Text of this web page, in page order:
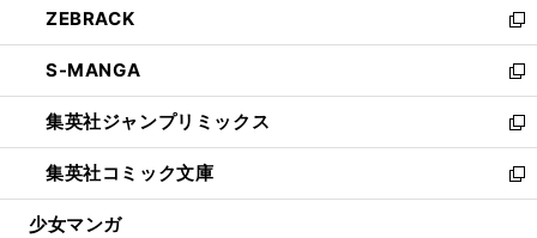
く
で
開
く
ド
ウ
で
開
く
ィ
ン
ド
ウ
で
開
く
い
ウ
ィ
ン
ド
ウ
で
開
ZEBRACK
新
し
い
ウ
ィ
ン
ド
ウ
S-MANGA
新
し
い
ウ
ィ
ン
集英社ジャンプリミックス
新
し
い
ウ
集英社コミック文庫
新
し
少女マンガ